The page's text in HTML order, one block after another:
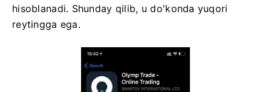
hisoblanadi. Shunday qilib, u do'konda yuqori
reytingga ega.